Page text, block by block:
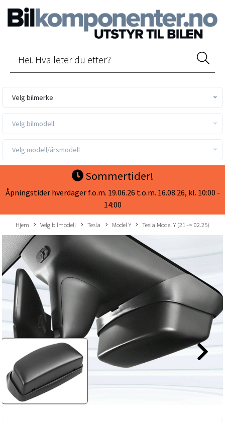
Velg bilmerke
Velg bilmodell
Velg modell/årsmodell
Sommertider!
Åpningstider hverdager f.o.m. 19.06.26 t.o.m. 16.08.26, kl. 10:00 -
14:00
Hjem Velg bilmodell Tesla Model Y Tesla Model Y (21 -> 02.25)